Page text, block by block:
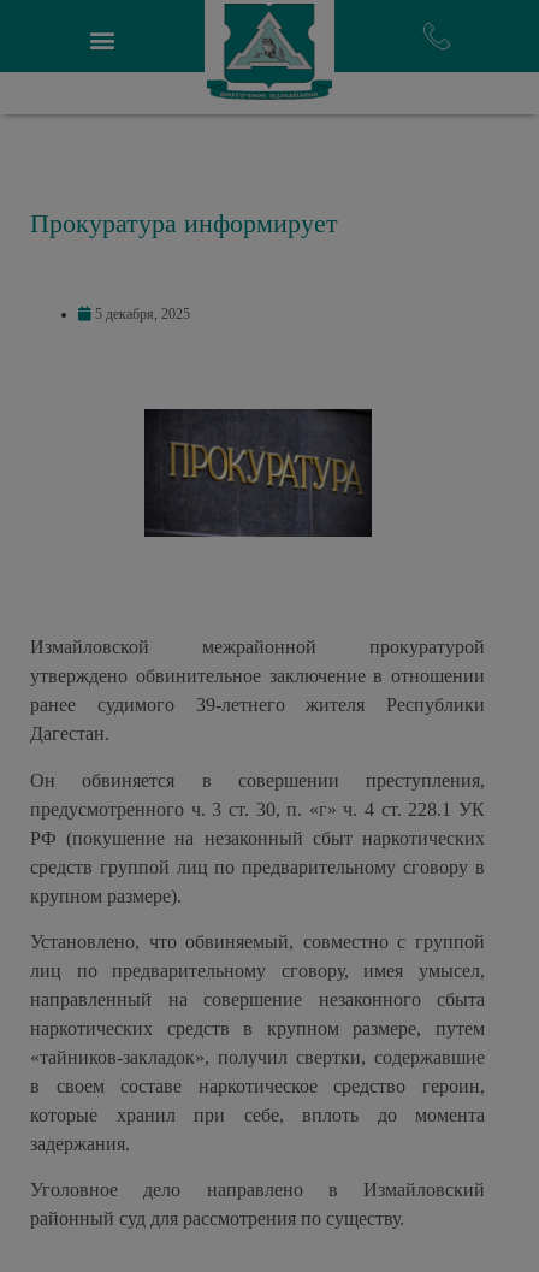
Прокуратура информирует
5 декабря, 2025
Измайловской межрайонной прокуратурой
утверждено обвинительное заключение в отношении
ранее судимого 39-летнего жителя Республики
Дагестан.
Он обвиняется в совершении преступления,
предусмотренного ч. 3 ст. 30, п. «г» ч. 4 ст. 228.1 УК
РФ (покушение на незаконный сбыт наркотических
средств группой лиц по предварительному сговору в
крупном размере).
Установлено, что обвиняемый, совместно с группой
лиц по предварительному сговору, имея умысел,
направленный на совершение незаконного сбыта
наркотических средств в крупном размере, путем
«тайников-закладок», получил свертки, содержавшие
в своем составе наркотическое средство героин,
которые хранил при себе, вплоть до момента
задержания.
Уголовное дело направлено в Измайловский
районный суд для рассмотрения по существу.